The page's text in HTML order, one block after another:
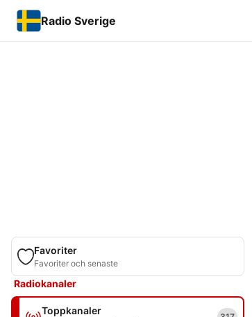
Radio Sverige
Favoriter
Favoriter och senaste
Radiokanaler
Toppkanaler